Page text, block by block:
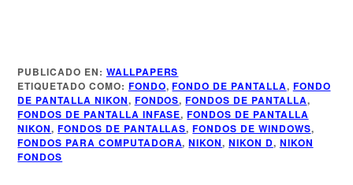
Más de Infase
PUBLICADO EN: WALLPAPERS
ETIQUETADO COMO: FONDO,FONDO DE PANTALLA, FONDO
DE PANTALLA NIKON, FONDOS,FONDOS DE PANTALLA,
FONDOS DE PANTALLA INFASE,FONDOS DE PANTALLA
NIKON,FONDOS DE PANTALLAS,FONDOS DE WINDOWS,
FONDOS PARA COMPUTADORA,NIKON,NIKON D, NIKON
FONDOS